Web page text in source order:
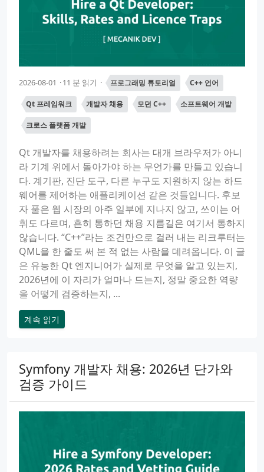
2026-08-01 11 분 읽기 프로그래밍 튜토리얼 C++ 언어
Qt 프레임워크 개발자 채용 모던 C++ 소프트웨어 개발
크로스 플랫폼 개발
Qt 개발자를 채용하려는 회사는 대개 브라우저가 아니
라 기계 위에서 돌아가야 하는 무언가를 만들고 있습니
다. 계기판, 진단 도구, 다른 누구도 지원하지 않는 하드
웨어를 제어하는 애플리케이션 같은 것들입니다. 후보
자 풀은 웹 시장의 아주 일부에 지나지 않고, 쓰이는 어
휘도 다르며, 흔히 통하던 채용 지름길은 여기서 통하지
않습니다. “C++”라는 조건만으로 걸러 내는 리크루터는
QML을 한 줄도 써 본 적 없는 사람을 데려옵니다. 이 글
은 유능한 Qt 엔지니어가 실제로 무엇을 알고 있는지,
2026년에 이 자리가 얼마나 드는지, 정말 중요한 역량
을 어떻게 검증하는지, ...
계속 읽기
Symfony 개발자 채용: 2026년 단가와
검증 가이드